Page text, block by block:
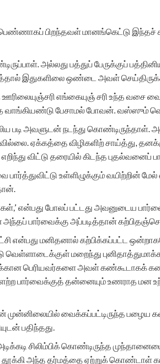
பிறந்தவள் மானங்கெட்டு இந்தச்
அல்லது பத்துப் பேருக்குப்
இதுகளிலை ஒண்டை அவள்
எங்கையுஞ் சரி உந்த வசை
வாங்கியண்டு பேசாமல் போவன். வஸ்ஸும்
படி அவளுடன் நடந்து கொண்டிருந்தாள்.
ஏக்கத்தை விழிகளிற் சாய்த்து,
விட்டு தரையில் கிடந்த புதல்வனைப்
உள்ளிழுக்கும் வயிற்றின் மேல்
என்பது போலப் பட்டது அவனுடைய
பார்வைக்கு அப்படித்தான்
என்பது மனிதனால் கற்பிக்கப்பட்ட
வெள்ளாடைக்குள் மறைந்து
பெரியவர்களை அவள் கண்கூடாகக்
பார்வைக்குத் தன்னையும் உணராத மன
முன்னிலையில் வைக்கப்பட்டிருந்த பழைய
பதிந்தது.
சிலிம்பிக் கொண்டிருந்த
அந்த தர்மத்தை ஏற்றுக் கொண்டாள்